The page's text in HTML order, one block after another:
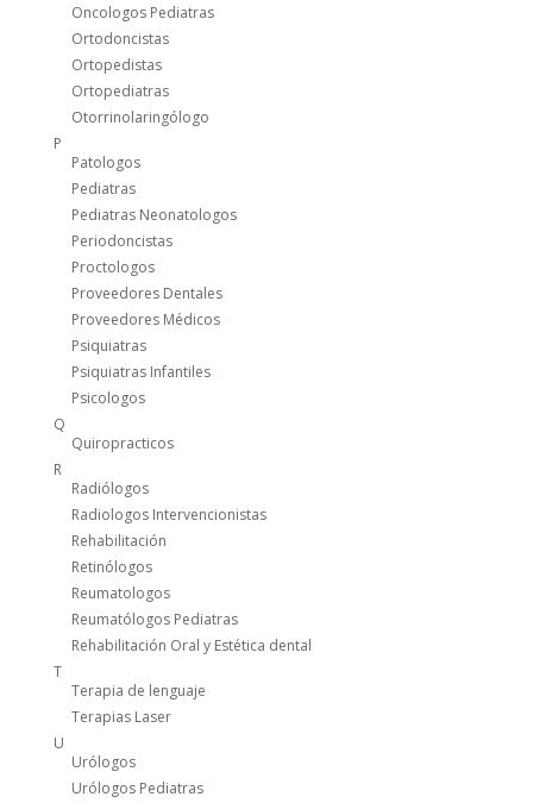
Oncologos Pediatras
Ortodoncistas
Ortopedistas
Ortopediatras
Otorrinolaringólogo
P
Patologos
Pediatras
Pediatras Neonatologos
Periodoncistas
Proctologos
Proveedores Dentales
Proveedores Médicos
Psiquiatras
Psiquiatras Infantiles
Psicologos
Q
Quiropracticos
R
Radiólogos
Radiologos Intervencionistas
Rehabilitación
Retinólogos
Reumatologos
Reumatólogos Pediatras
Rehabilitación Oral y Estética dental
T
Terapia de lenguaje
Terapias Laser
U
Urólogos
Urólogos Pediatras